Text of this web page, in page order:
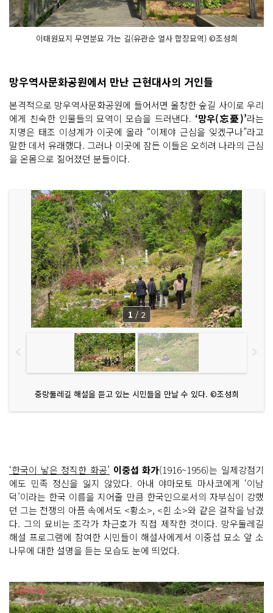
이태원묘지 무연분묘 가는 길(유관순 열사 합장묘역) ©조성희
망우역사문화공원에서 만난 근현대사의 거인들
본격적으로 망우역사문화공원에 들어서면 울창한 숲길 사이로 우리
에게 친숙한 인물들의 묘역이 모습을 드러낸다. ‘망우(忘憂)’라는
지명은 태조 이성계가 이곳에 올라 “이제야 근심을 잊겠구나”라고
말한 데서 유래했다. 그러나 이곳에 잠든 이들은 오히려 나라의 근심
을 온몸으로 짊어졌던 분들이다.
중랑둘레길 해설을 듣고 있는 시민들을 만날 수 있다. ©조성희
1 / 2
‘한국이 낳은 정직한 화공’ 이중섭 화가(1916~1956)는 일제강점기
에도 민족 정신을 잃지 않았다. 아내 야마모토 마사코에게 ‘이남
덕’이라는 한국 이름을 지어줄 만큼 한국인으로서의 자부심이 강했
던 그는 전쟁의 아픔 속에서도 <황소>, <흰 소>와 같은 걸작을 남겼
다. 그의 묘비는 조각가 차근호가 직접 제작한 것이다. 망우둘레길
해설 프로그램에 참여한 시민들이 해설사에게서 이중섭 묘소 앞 소
나무에 대한 설명을 듣는 모습도 눈에 띄었다.